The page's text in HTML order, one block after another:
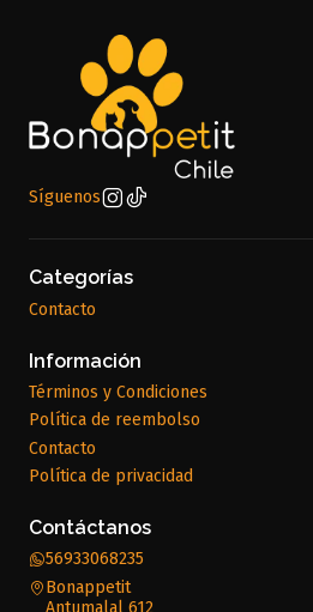
Síguenos
Categorías
Contacto
Información
Términos y Condiciones
Política de reembolso
Contacto
Política de privacidad
Contáctanos
56933068235
Bonappetit
Antumalal 612